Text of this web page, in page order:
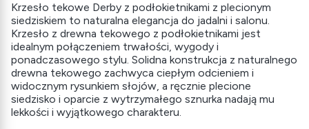
Krzesło tekowe Derby z podłokietnikami z plecionym
siedziskiem to naturalna elegancja do jadalni i salonu.
Krzesło z drewna tekowego z podłokietnikami jest
idealnym połączeniem trwałości, wygody i
ponadczasowego stylu. Solidna konstrukcja z naturalnego
drewna tekowego zachwyca ciepłym odcieniem i
widocznym rysunkiem słojów, a ręcznie plecione
siedzisko i oparcie z wytrzymałego sznurka nadają mu
lekkości i wyjątkowego charakteru.